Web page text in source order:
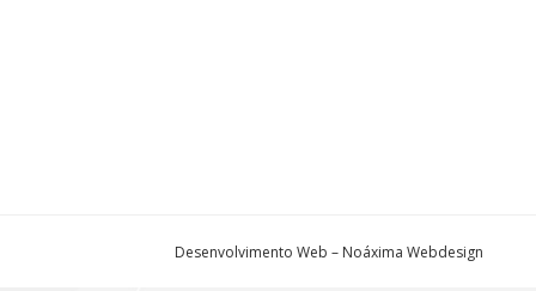
Desenvolvimento Web – Noáxima Webdesign